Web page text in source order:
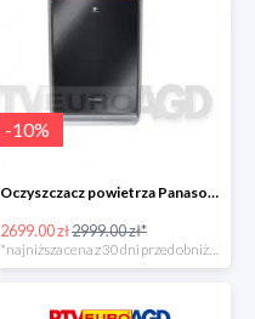
-10%
Oczyszczacz powietrza Panasonic FVXR90GK -300zł
2699.00 zł2999.00 zł*
*najniższa cena z 30 dni przed obniżką